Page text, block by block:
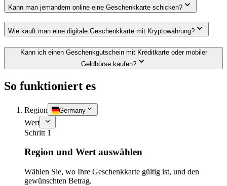
Kann man jemandem online eine Geschenkkarte schicken?
Wie kauft man eine digitale Geschenkkarte mit Kryptowährung?
Kann ich einen Geschenkgutschein mit Kreditkarte oder mobiler
Geldbörse kaufen?
So funktioniert es
Region Germany
Wert
Schritt 1
Region und Wert auswählen
Wählen Sie, wo Ihre Geschenkkarte gültig ist, und den
gewünschten Betrag.